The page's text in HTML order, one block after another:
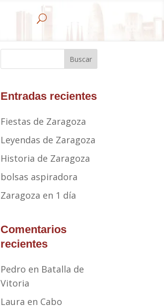
U
Buscar
Entradas recientes
Fiestas de Zaragoza
Leyendas de Zaragoza
Historia de Zaragoza
bolsas aspiradora
Zaragoza en 1 día
Comentarios
recientes
Pedro en Batalla de
Vitoria
Laura en Cabo